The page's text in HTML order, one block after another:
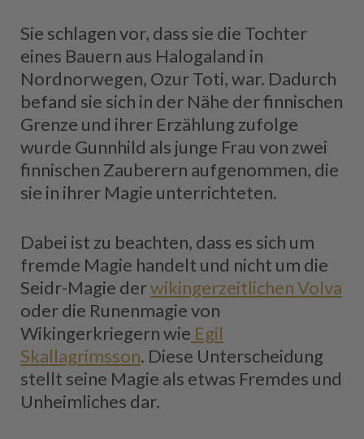
Sie schlagen vor, dass sie die Tochter
eines Bauern aus Halogaland in
Nordnorwegen, Ozur Toti, war. Dadurch
befand sie sich in der Nähe der finnischen
Grenze und ihrer Erzählung zufolge
wurde Gunnhild als junge Frau von zwei
finnischen Zauberern aufgenommen, die
sie in ihrer Magie unterrichteten.
Dabei ist zu beachten, dass es sich um
fremde Magie handelt und nicht um die
Seidr-Magie derwikingerzeitlichen Volva
oder die Runenmagie von
Wikingerkriegern wie Egil
Skallagrimsson. Diese Unterscheidung
stellt seine Magie als etwas Fremdes und
Unheimliches dar.